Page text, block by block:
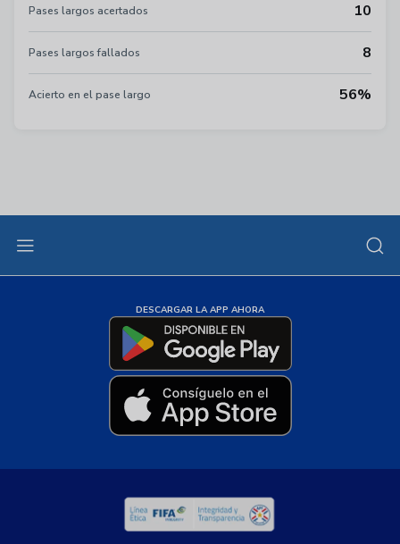
Pases largos acertados 10
Pases largos fallados 8
Acierto en el pase largo 56%
DESCARGAR LA APP AHORA